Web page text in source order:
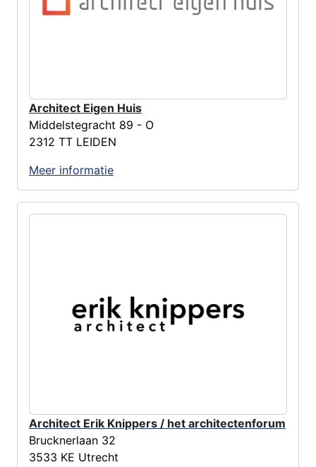
Architect Eigen Huis
Middelstegracht 89 - O
2312 TT LEIDEN
Meer informatie
Architect Erik Knippers / het architectenforum
Brucknerlaan 32
3533 KE Utrecht